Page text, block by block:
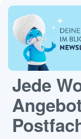
Jede